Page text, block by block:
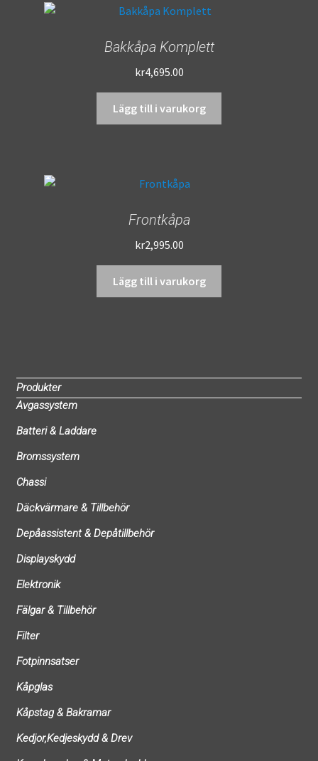
Bakkåpa Komplett
kr4,695.00
Lägg till i varukorg
Frontkåpa
kr2,995.00
Lägg till i varukorg
Produkter
Avgassystem
Batteri & Laddare
Bromssystem
Chassi
Däckvärmare & Tillbehör
Depåassistent & Depåtillbehör
Displayskydd
Elektronik
Fälgar & Tillbehör
Filter
Fotpinnsatser
Kåpglas
Kåpstag & Bakramar
Kedjor,Kedjeskydd & Drev